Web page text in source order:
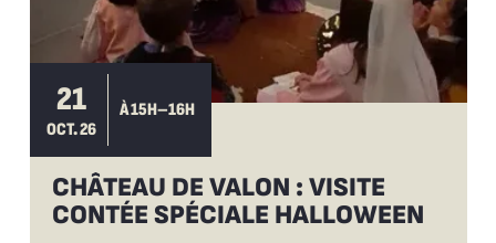
21
OCT. 26
À 15H–16H
CHÂTEAU DE VALON : VISITE
CONTÉE SPÉCIALE HALLOWEEN